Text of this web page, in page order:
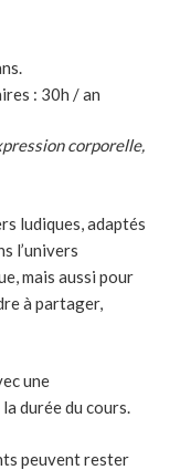
: 30h / an
corporelle,
ludiques, adaptés
l’univers
mais aussi pour
à partager,
une
durée du cours.
peuvent rester